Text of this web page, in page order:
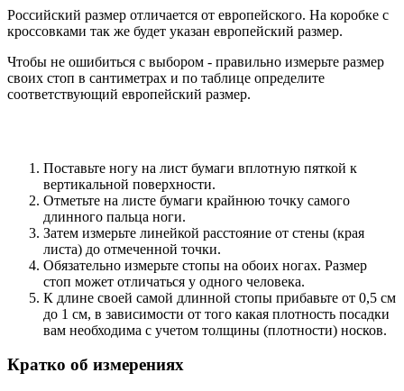
Российский размер отличается от европейского. На коробке с
кроссовками так же будет указан европейский размер.
Чтобы не ошибиться с выбором - правильно измерьте размер
своих стоп в сантиметрах и по таблице определите
соответствующий европейский размер.
Поставьте ногу на лист бумаги вплотную пяткой к
вертикальной поверхности.
Отметьте на листе бумаги крайнюю точку самого
длинного пальца ноги.
Затем измерьте линейкой расстояние от стены (края
листа) до отмеченной точки.
Обязательно измерьте стопы на обоих ногах. Размер
стоп может отличаться у одного человека.
К длине своей самой длинной стопы прибавьте от 0,5 см
до 1 см, в зависимости от того какая плотность посадки
вам необходима с учетом толщины (плотности) носков.
Кратко об измерениях